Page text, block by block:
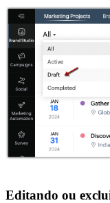
Editando ou